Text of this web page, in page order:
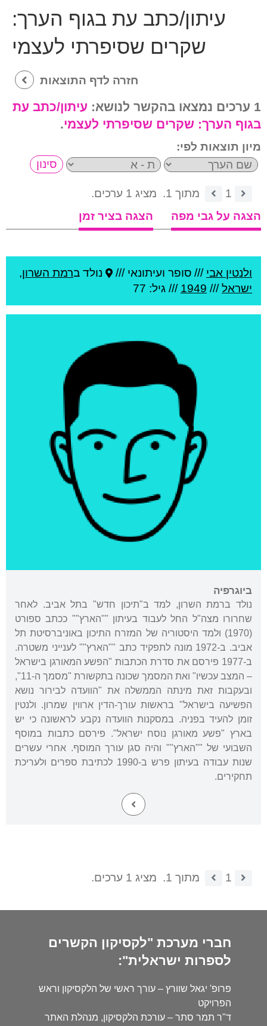
עיתון/כתב עת בגוף הערך:
שקרים שסיפרתי לעצמי
חזרה לדף התוצאות
1 ערכים נמצאו בהקשר לנושא:
עיתון/כתב עת
בגוף הערך: שקרים שסיפרתי לעצמי.
מיון תוצאות לפי:
1 מתוך 1.
מציג 1 ערכים.
הצגה על גבי מפה
הצגה בציר זמן
ולנטין אבי /// סופר ועיתונאי /// נולד ברמת השרון,
ישראל///
1949 /// גיל: 77
ביוגרפיה
נולד ברמת השרון, למד ב"תיכון חדש" בתל אביב. לאחר
שחרורו מצה"ל החל לעבוד בעיתון ""הארץ"" ככתב ספורט
(1970) ולמד היסטוריה של המזרח התיכון באוניברסיטת תל
אביב. ב-1972 מונה לתפקיד כתב ""הארץ"" לענייני משטרה.
ב-1977 פירסם את סדרת הכתבות "הפשע המאורגן בישראל
– המצב עכשיו" ואת המסמך שכונה בתקשורת "מסמך ה-11",
ובעקבות זאת מינתה הממשלה את "הוועדה לבירור נושא
הפשיעה בישראל" בראשות עורך-הדין ארווין שִמרון. ולנטין
זומן להעיד בפניה. במסקנות הוועדה נקבע לראשונה כי יש
בארץ "פשע מאורגן נוסח ישראל". פירסם כתבות במוסף
השבועי של ""הארץ"" והיה סגן עורך המוסף. אחרי עשרים
שנות עבודה בעיתון פרש ב-1990 לכתיבת ספרים ולעריכת
תחקירים.
1 מתוך 1. מציג 1 ערכים.
חברי מערכת "לקסיקון הקשרים
לספרות ישראלית":
פרופ' יגאל שוורץ – עורך ראשי של הלקסיקון וראש
הפרויקט
ד"ר תמר סתר – עורכת הלקסיקון, מנהלת האתר